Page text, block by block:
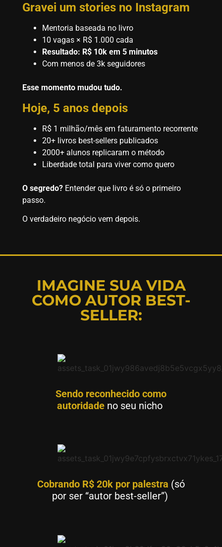
Gravei um stories no Instagram
Mentoria baseada no livro
10 vagas × R$ 1.000 cada
Resultado: R$ 10k em 5 minutos
Com menos de 3k seguidores
Esse momento mudou tudo.
Hoje, 5 anos depois
R$ 1 milhão/mês em faturamento recorrente
20+ livros best-sellers publicados
2000+ alunos replicaram o método
Liberdade total para viver como quero
O segredo?Entender que livro é só o primeiro
passo.
O verdadeiro negócio vem depois.
IMAGINE SUA VIDA
COMO AUTOR BEST-
SELLER:
Sendo reconhecido como
autoridade no seu nicho
Cobrando R$ 20k por palestra (só
por ser “autor best-seller”)